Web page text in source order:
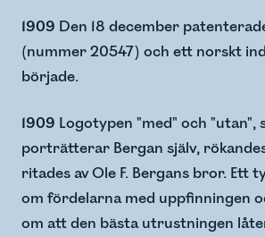
1909 Den 18 december
(nummer 20547) och ett norskt
började.
1909 Logotypen "med" och "utan",
porträtterar Bergan själv,
ritades av Ole F. Bergans bror. Ett
om fördelarna med uppfinningen
om att den bästa utrustningen